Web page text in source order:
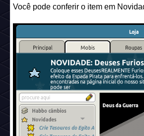
Você pode conferir o item em